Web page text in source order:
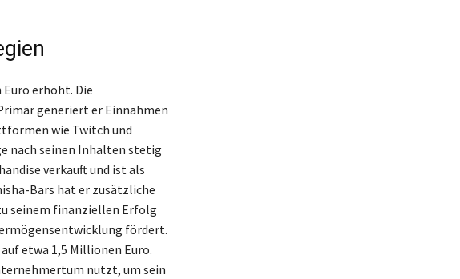
erhöht. Die
generiert er Einnahmen
wie Twitch und
nach seinen Inhalten stetig
verkauft und ist als
Bars hat er zusätzliche
seinem finanziellen Erfolg
fördert.
etwa 1,5 Millionen Euro.
nutzt, um sein